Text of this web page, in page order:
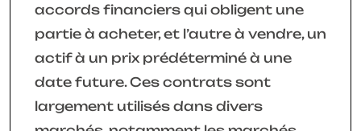
accords financiers qui obligent une
partie à acheter, et l’autre à vendre, un
actif à un prix prédéterminé à une
date future. Ces contrats sont
largement utilisés dans divers